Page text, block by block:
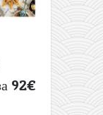
92€